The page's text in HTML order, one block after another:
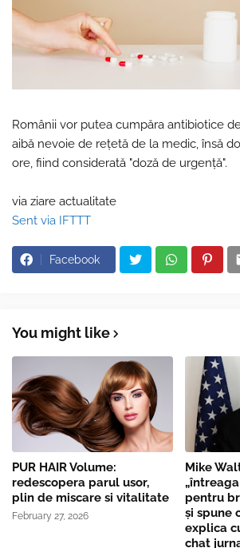
Românii vor putea cumpăra antibiotice
aibă nevoie de rețetă de la medic, însă
ore, fiind considerată "doză de urgență".
via ziare actualitate
Sent via IFTTT
Facebook
You might like
PUR HAIR Volume:
redescopera parul usor,
plin de miscare si vitalitate
February 27, 2026
Mike
pentru
și spune
explica
chat